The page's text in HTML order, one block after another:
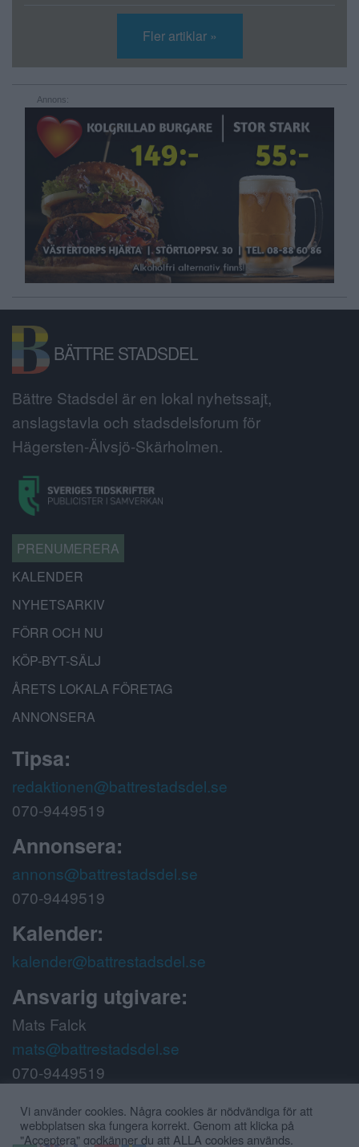
Fler artiklar »
Annons:
BÄTTRE STADSDEL
Bättre Stadsdel är en lokal nyhetssajt,
anslagstavla och stadsdelsforum för
Hägersten-Älvsjö-Skärholmen.
PRENUMERERA
KALENDER
NYHETSARKIV
FÖRR OCH NU
KÖP-BYT-SÄLJ
ÅRETS LOKALA FÖRETAG
ANNONSERA
Tipsa:
redaktionen@battrestadsdel.se
070-9449519
Annonsera:
annons@battrestadsdel.se
070-9449519
Kalender:
kalender@battrestadsdel.se
Ansvarig utgivare:
Mats Falck
mats@battrestadsdel.se
070-9449519
Följ oss på:
Vi använder cookies. Några cookies är nödvändiga för att
webbplatsen ska fungera korrekt. Genom att klicka på
"Acceptera" godkänner du att ALLA cookies används.